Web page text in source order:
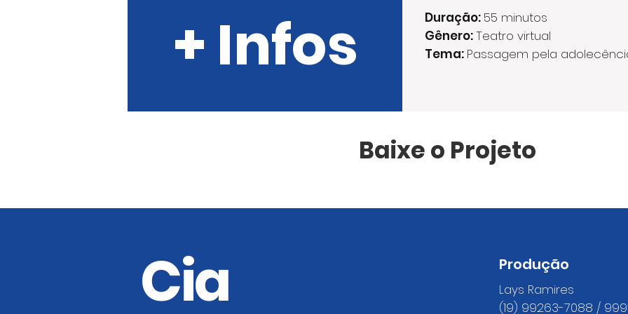
+ Infos Duração: 55 minutos
Gênero:Teatro virtual
Tema: Passagem pela
Baixe o Projeto
Cia Produção
Lays Ramires
(19) 99263-7088 /